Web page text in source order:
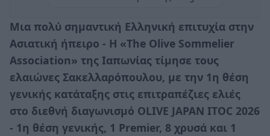
Μια πολύ σημαντική Ελληνική επιτυχία στην
Ασιατική ήπειρο - Η «The Olive Sommelier
Association» της Ιαπωνίας τίμησε τους
ελαιώνες Σακελλαρόπουλου, με την 1η θέση
γενικής κατάταξης στις επιτραπέζιες ελιές
στο διεθνή διαγωνισμό OLIVE JAPAN ΙΤOC 2026
- 1η θέση γενικής, 1 Premier, 8 χρυσά και 1